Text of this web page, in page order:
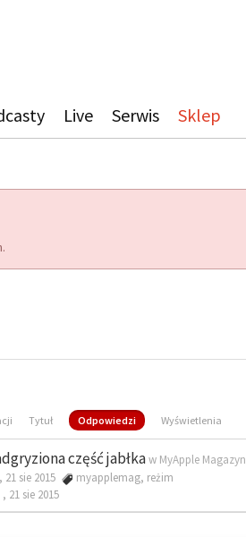
Live Serwis Sklep
Tytuł Odpowiedzi Wyświetlenia
część jabłkaw MyApple Magazyn
sie 2015
myapplemag, reżim
, 21 sie 2015